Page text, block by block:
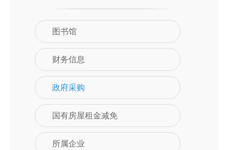
图书馆
财务信息
政府采购
国有房屋租金减免
所属企业